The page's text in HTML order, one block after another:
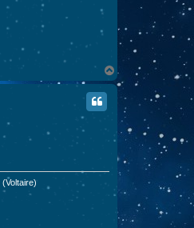
A
r
a
(Voltaire)